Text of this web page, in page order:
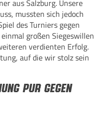
aus Salzburg. Unsere
mussten sich jedoch
des Turniers gegen
großen Siegeswillen
verdienten Erfolg.
auf die wir stolz sein
pur gegen